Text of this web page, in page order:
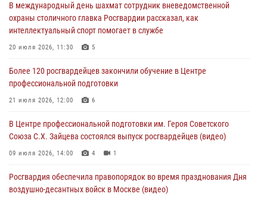
матче в Москве обеспечила Росгвардия (видео)
06 августа 2026, 08:30
Столичные росгвардейцы задержали мужчину, устроившего дебош
05 августа 2026, 12:39
Московские росгвардейцы обеспечили безопасность проведения
05 августа 2026, 12:35
Делегация МВД Республики Беларусь ознакомилась с передовыми
04 августа 2026, 18:16 5
В международный день шахмат сотрудник вневедомственной
охраны столичного главка Росгвардии рассказал, как
интеллектуальный спорт помогает в службе
20 июля 2026, 11:30 5
Более 120 росгвардейцев закончили обучение в Центре
профессиональной подготовки
21 июля 2026, 12:00 6
В Центре профессиональной подготовки им. Героя Советского
Союза С.Х. Зайцева состоялся выпуск росгвардейцев (видео)
09 июля 2026, 14:00 4 1
Росгвардия обеспечила правопорядок во время празднования Дня
воздушно-десантных войск в Москве (видео)